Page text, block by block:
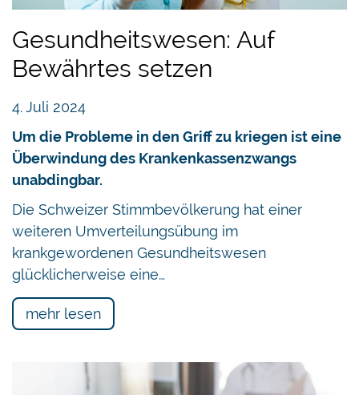
Gesundheitswesen: Auf
Bewährtes setzen
4. Juli 2024
Um die Probleme in den Griff zu kriegen ist eine
Überwindung des Krankenkassenzwangs
unabdingbar.
Die Schweizer Stimmbevölkerung hat einer
weiteren Umverteilungsübung im
krankgewordenen Gesundheitswesen
glücklicherweise eine…
mehr lesen